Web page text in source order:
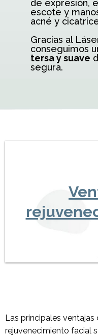
de expresión,
escote y
acné y
Gracias al
conseguimos
tersa y suave
segura.
Las principales
rejuvenecimiento facial